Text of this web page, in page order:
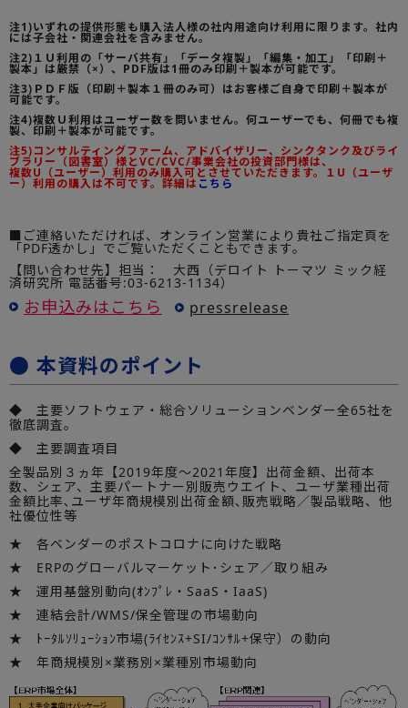
注1)いずれの提供形態も購入法人様の社内用途向け利用に限ります。社内
には子会社・関連会社を含みません。
注2)１Ｕ利用の「サーバ共有」「データ複製」「編集・加工」「印刷＋
製本」は厳禁（×）、PDF版は1冊のみ印刷＋製本が可能です。
注3)ＰＤＦ版（印刷＋製本１冊のみ可）はお客様ご自身で印刷＋製本が
可能です。
注4)複数Ｕ利用はユーザー数を問いません。何ユーザーでも、何冊でも複
製、印刷＋製本が可能です。
注5)コンサルティングファーム、アドバイザリー、シンクタンク及びライ
ブラリー（図書室）様とVC/CVC/事業会社の投資部門様は、
複数U（ユーザー）利用のみ購入可とさせていただきます。１U（ユーザ
ー）利用の購入は不可です。詳細は こちら
■ご連絡いただければ、オンライン営業により貴社ご指定頁を
「PDF透かし」でご覧いただくこともできます。
【問い合わせ先】担当： 大西（デロイト トーマツ ミック経
済研究所 電話番号:03-6213-1134）
お申込みはこちら pressrelease
● 本資料のポイント
◆ 主要ソフトウェア・総合ソリューションベンダー全65社を
徹底調査。
◆ 主要調査項目
全製品別３ヵ年【2019年度～2021年度】出荷金額、出荷本
数、シェア、主要パートナー別販売ウエイト、ユーザ業種出荷
金額比率､ユーザ年商規模別出荷金額､販売戦略／製品戦略、他
社優位性等
★ 各ベンダーのポストコロナに向けた戦略
★ ERPのグローバルマーケット･シェア／取り組み
★ 運用基盤別動向(ｵﾝﾌﾟﾚ・SaaS・IaaS)
★ 連結会計/WMS/保全管理の市場動向
★ ﾄｰﾀﾙｿﾘｭｰｼｮﾝ市場(ﾗｲｾﾝｽ+SI/ｺﾝｻﾙ+保守）の動向
★ 年商規模別×業務別×業種別市場動向